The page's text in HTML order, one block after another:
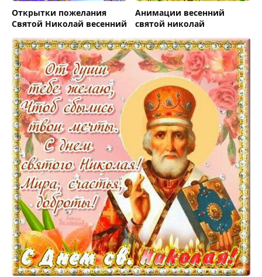
Открытки пожелания
Святой Николай весенний
Анимации весенний
святой николай